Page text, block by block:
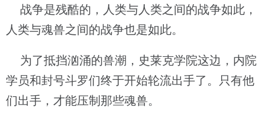
战争是残酷的，人类与人类之间的战争如此，
人类与魂兽之间的战争也是如此。
为了抵挡汹涌的兽潮，史莱克学院这边，内院
学员和封号斗罗们终于开始轮流出手了。只有他
们出手，才能压制那些魂兽。